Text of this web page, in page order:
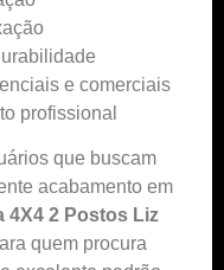
e comerciais
profissional
que buscam
acabamento em
4X4 2 Postos Liz
quem procura